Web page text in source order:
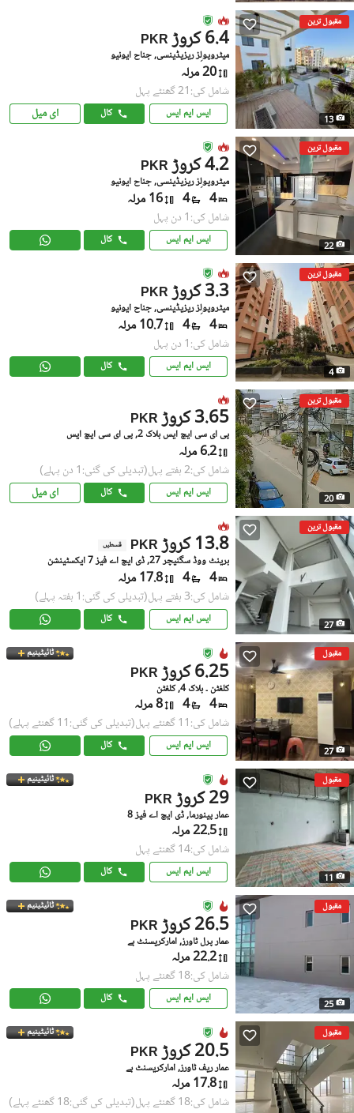
مقبول ترین
13
PKR 6.4 کروڑ
میٹروپولِز ریزیڈینسی, جناح ایونیو
20 مرلہ
شامل کی:21 گھنٹے پہل
ایس ایم ایس کال ای میل
مقبول ترین
22
PKR 4.2 کروڑ
میٹروپولِز ریزیڈینسی, جناح ایونیو
4
4 16 مرلہ
شامل کی:1 دن پہل
ایس ایم ایس کال
مقبول ترین
4
PKR 3.3 کروڑ
میٹروپولِز ریزیڈینسی, جناح ایونیو
4
4 10.7 مرلہ
شامل کی:1 دن پہل
ایس ایم ایس کال
مقبول ترین
20
PKR 3.65 کروڑ
پی ای سی ایچ ایس بلاک 2, پی ای سی ایچ ایس
6.2 مرلہ
شامل کی:2 ہفتے پہل (تبدیلی کی گئی:1 دن پہلے)
ایس ایم ایس کال ای میل
مقبول ترین
27
PKR 13.8 کروڑ قسطیں
برینٹ ووڈ سگنیچر 27, ڈی ایچ اے فیز 7 ایکسٹینشن
4
4 17.8 مرلہ
شامل کی:3 ہفتے پہل (تبدیلی کی گئی:1 ہفتہ پہلے)
ایس ایم ایس کال
مقبول
27
ٹائیٹینیم
PKR 6.25 کروڑ
کلفٹن ۔ بلاک 4, کلفٹن
4
4 8 مرلہ
شامل کی:11 گھنٹے پہل (تبدیلی کی گئی:11 گھنٹے پہلے)
ایس ایم ایس کال
مقبول
11
ٹائیٹینیم
PKR 29 کروڑ
عمار پینورما, ڈی ایچ اے فیز 8
22.5 مرلہ
شامل کی:14 گھنٹے پہل
ایس ایم ایس کال
مقبول
25
ٹائیٹینیم
PKR 26.5 کروڑ
عمار پرل ٹاورز, امارکریسنٹ بے
22.2 مرلہ
شامل کی:18 گھنٹے پہل
ایس ایم ایس کال
مقبول ٹائیٹینیم
PKR 20.5 کروڑ
عمار ریف ٹاورز, امارکریسنٹ بے
17.8 مرلہ
شامل کی:18 گھنٹے پہل (تبدیلی کی گئی:18 گھنٹے پہلے)